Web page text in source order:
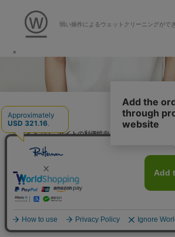
弱い操作によるウェットクリーニングがで
×
日本語
当サイトでは、サイトの利便性向上のためにクッキーを
から同意の可否を選択してください。選択せずにペー
ーの使用に同意したことになります。クッキーを通じ
様個人を特定できる情報」は一切含まれておりません。
ー
をご確認ください。